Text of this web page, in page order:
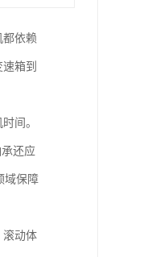
都依赖
箱到
间。
还应
域保障
滚动体